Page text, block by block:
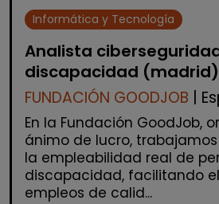
Informática y Tecnología
Analista
discapacidad (madrid)
FUNDACIÓN GOODJOB |
En la Fundación GoodJob,
ánimo de lucro,
la empleabilidad real de
discapacidad, facilitando
empleos de calid...